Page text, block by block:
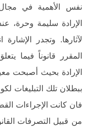
نفس الأهمية في مجال
الإرادة سليمة وحرة،
لآثارها. وتجدر
المقرر قانوناً فيما
الإرادة بحيث أصبحت
ببطلان تلك التبليغات
فان كانت الإجراءات
من قبيل التصرفات